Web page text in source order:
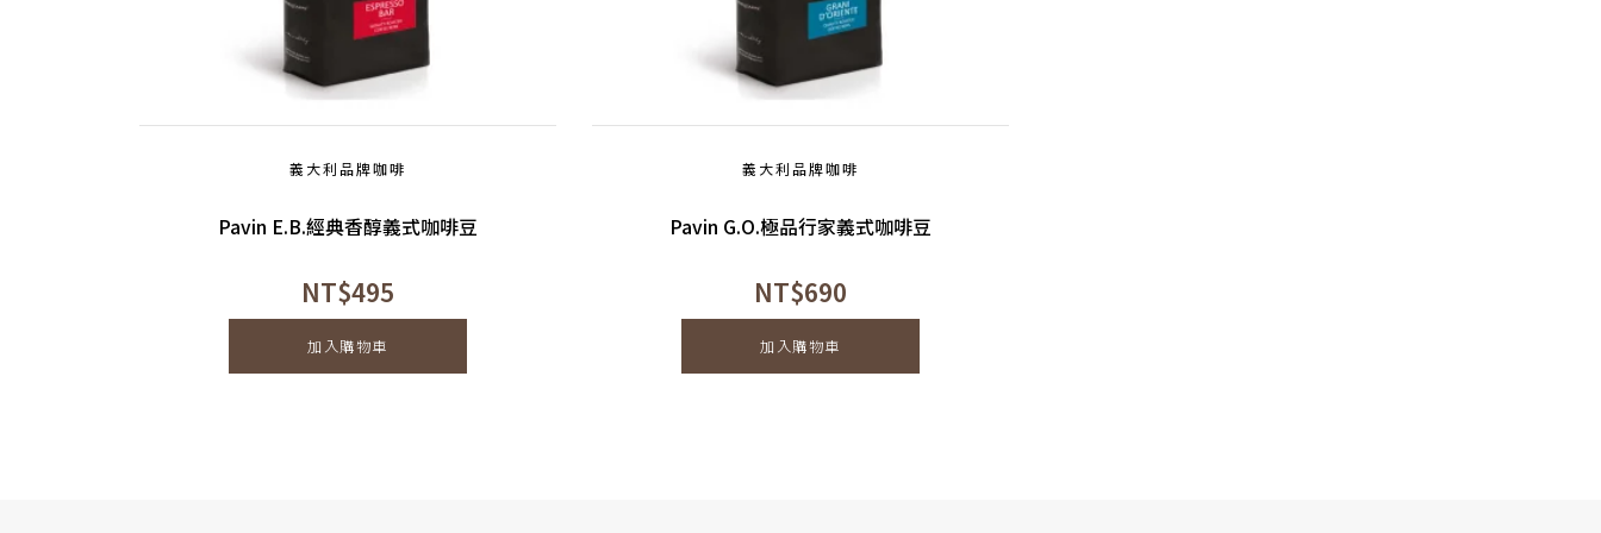
義大利品牌咖啡
Pavin E.B.經典香醇義式咖啡豆
NT$495
加入購物車
義大利品牌咖啡
Pavin G.O.極品行家義式咖啡豆
NT$690
加入購物車